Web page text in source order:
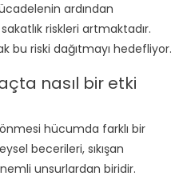
ardından
riskleri artmaktadır.
bu riski dağıtmayı hedefliyor.
nasıl bir etki
hücumda farklı bir
becerileri, sıkışan
unsurlardan biridir.